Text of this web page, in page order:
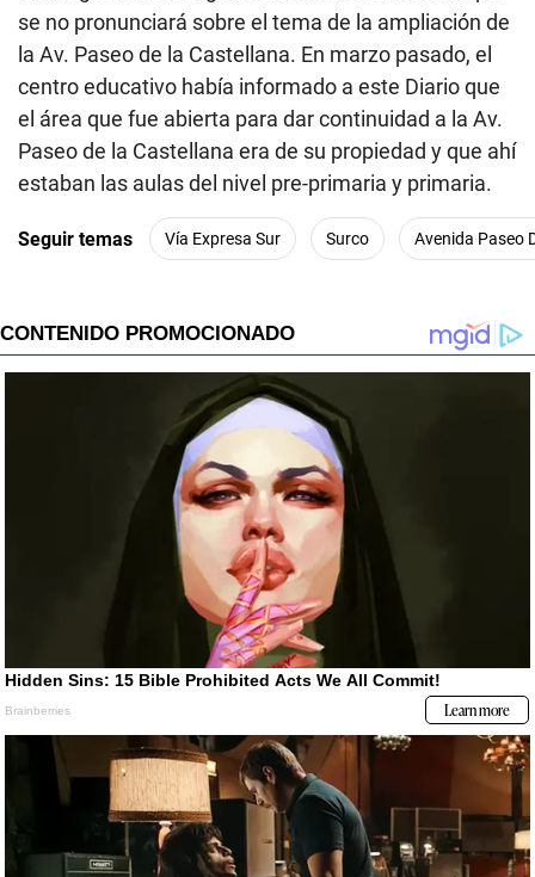
se no pronunciará sobre el tema de la ampliación de
la Av. Paseo de la Castellana. En marzo pasado, el
centro educativo había informado a este Diario que
el área que fue abierta para dar continuidad a la Av.
Paseo de la Castellana era de su propiedad y que ahí
estaban las aulas del nivel pre-primaria y primaria.
Seguir temas Vía Expresa Sur Surco Avenida Paseo